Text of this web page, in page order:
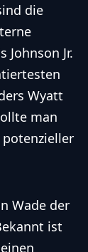
die
Johnson Jr.
Wyatt
man
Wade der
ist